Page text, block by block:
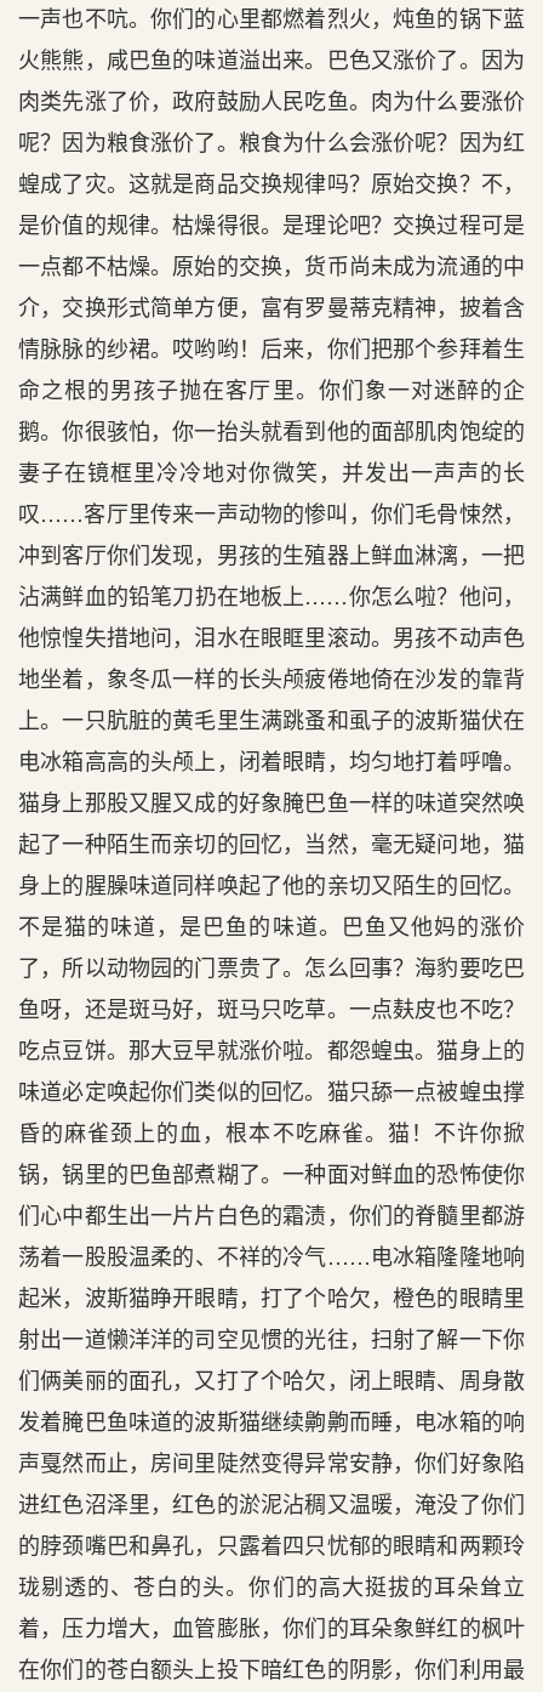
一声也不吭。你们的心里都燃着烈火，炖鱼的锅下蓝
火熊熊，咸巴鱼的味道溢出来。巴色又涨价了。因为
肉类先涨了价，政府鼓励人民吃鱼。肉为什么要涨价
呢？因为粮食涨价了。粮食为什么会涨价呢？因为红
蝗成了灾。这就是商品交换规律吗？原始交换？不，
是价值的规律。枯燥得很。是理论吧？交换过程可是
一点都不枯燥。原始的交换，货币尚未成为流通的中
介，交换形式简单方便，富有罗曼蒂克精神，披着含
情脉脉的纱裙。哎哟哟！后来，你们把那个参拜着生
命之根的男孩子抛在客厅里。你们象一对迷醉的企
鹅。你很骇怕，你一抬头就看到他的面部肌肉饱绽的
妻子在镜框里冷冷地对你微笑，并发出一声声的长
叹……客厅里传来一声动物的惨叫，你们毛骨悚然，
冲到客厅你们发现，男孩的生殖器上鲜血淋漓，一把
沾满鲜血的铅笔刀扔在地板上……你怎么啦？他问，
他惊惶失措地问，泪水在眼眶里滚动。男孩不动声色
地坐着，象冬瓜一样的长头颅疲倦地倚在沙发的靠背
上。一只肮脏的黄毛里生满跳蚤和虱子的波斯猫伏在
电冰箱高高的头颅上，闭着眼睛，均匀地打着呼噜。
猫身上那股又腥又成的好象腌巴鱼一样的味道突然唤
起了一种陌生而亲切的回忆，当然，毫无疑问地，猫
身上的腥臊味道同样唤起了他的亲切又陌生的回忆。
不是猫的味道，是巴鱼的味道。巴鱼又他妈的涨价
了，所以动物园的门票贵了。怎么回事？海豹要吃巴
鱼呀，还是斑马好，斑马只吃草。一点麸皮也不吃？
吃点豆饼。那大豆早就涨价啦。都怨蝗虫。猫身上的
味道必定唤起你们类似的回忆。猫只舔一点被蝗虫撑
昏的麻雀颈上的血，根本不吃麻雀。猫！不许你掀
锅，锅里的巴鱼部煮糊了。一种面对鲜血的恐怖使你
们心中都生出一片片白色的霜渍，你们的脊髓里都游
荡着一股股温柔的、不祥的冷气……电冰箱隆隆地响
起米，波斯猫睁开眼睛，打了个哈欠，橙色的眼睛里
射出一道懒洋洋的司空见惯的光往，扫射了解一下你
们俩美丽的面孔，又打了个哈欠，闭上眼睛、周身散
发着腌巴鱼味道的波斯猫继续齁齁而睡，电冰箱的响
声戛然而止，房间里陡然变得异常安静，你们好象陷
进红色沼泽里，红色的淤泥沾稠又温暖，淹没了你们
的脖颈嘴巴和鼻孔，只露着四只忧郁的眼睛和两颗玲
珑剔透的、苍白的头。你们的高大挺拔的耳朵耸立
着，压力增大，血管膨胀，你们的耳朵象鲜红的枫叶
在你们的苍白额头上投下暗红色的阴影，你们利用最